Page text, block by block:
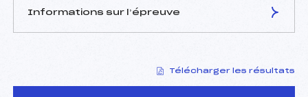
Informations sur l’épreuve
FOURNIER LANGLAIS
FABIEN (MB)
Télécharger les résultats